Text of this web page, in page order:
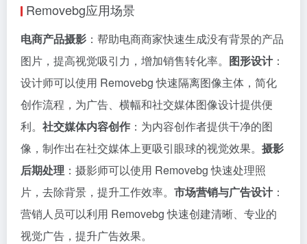
Removebg应用场景
电商产品摄影 ：帮助电商商家快速生成没有背景的产品
图片，提高视觉吸引力，增加销售转化率。 图形设计：
设计师可以使用 Removebg 快速隔离图像主体，简化
创作流程，为广告、横幅和社交媒体图像设计提供便
利。 社交媒体内容创作 ：为内容创作者提供干净的图
像，制作出在社交媒体上更吸引眼球的视觉效果。 摄影
后期处理 ：摄影师可以使用 Removebg 快速处理照
片，去除背景，提升工作效率。 市场营销与广告设计：
营销人员可以利用 Removebg 快速创建清晰、专业的
视觉广告，提升广告效果。